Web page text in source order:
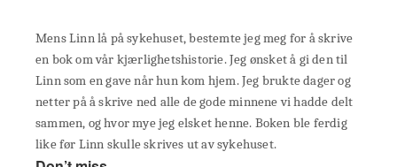
Mens Linn lå på sykehuset, bestemte jeg meg for å skrive
en bok om vår kjærlighetshistorie. Jeg ønsket å gi den til
Linn som en gave når hun kom hjem. Jeg brukte dager og
netter på å skrive ned alle de gode minnene vi hadde delt
sammen, og hvor mye jeg elsket henne. Boken ble ferdig
like før Linn skulle skrives ut av sykehuset.